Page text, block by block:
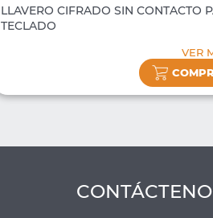
LLAVERO CIFRADO SIN CONTACTO
TECLADO
VER